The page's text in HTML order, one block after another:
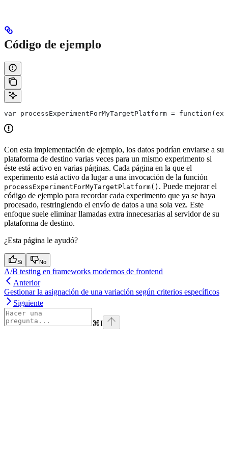
Código de ejemplo
Con esta implementación de ejemplo, los datos podrían enviarse a su
plataforma de destino varias veces para un mismo experimento si
éste está activo en varias páginas. Cada página en la que el
experimento está activo da lugar a una invocación de la función
processExperimentForMyTargetPlatform() . Puede mejorar el
código de ejemplo para recordar cada experimento que ya se haya
procesado, restringiendo el envío de datos a una sola vez. Este
enfoque suele eliminar llamadas extra innecesarias al servidor de su
plataforma de destino.
¿Esta página le ayudó?
Si No
A/B testing en frameworks modernos de frontend
Anterior
Gestionar la asignación de una variación según criterios específicos
Siguiente
⌘I